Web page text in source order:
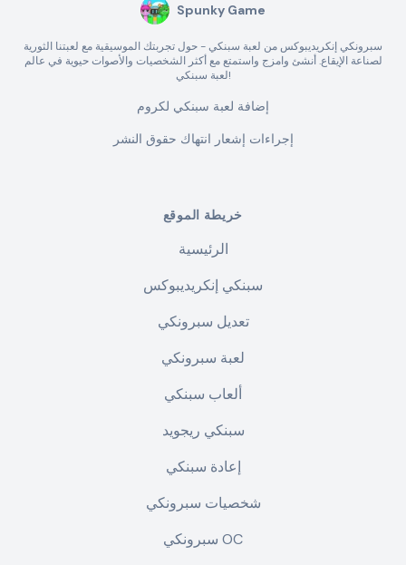
Spunky Game
سبرونكي إنكريديبوكس من لعبة سبنكي - حول تجربتك الموسيقية مع لعبتنا الثورية
لصناعة الإيقاع. أنشئ وامزج واستمتع مع أكثر الشخصيات والأصوات حيوية في عالم
لعبة سبنكي!
إضافة لعبة سبنكي لكروم
إجراءات إشعار انتهاك حقوق النشر
خريطة الموقع
الرئيسية
سبنكي إنكريديبوكس
تعديل سبرونكي
لعبة سبرونكي
ألعاب سبنكي
سبنكي ريجويد
إعادة سبنكي
شخصيات سبرونكي
سبرونكي OC